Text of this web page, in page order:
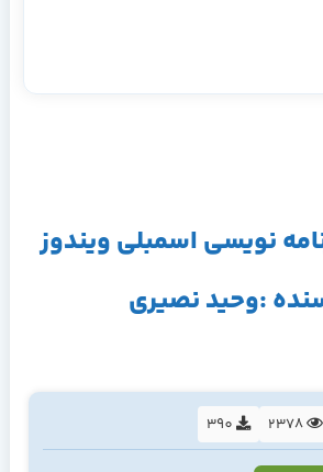
نویسی اسمبلی ویندوز
:وحید نصیری
2378
390